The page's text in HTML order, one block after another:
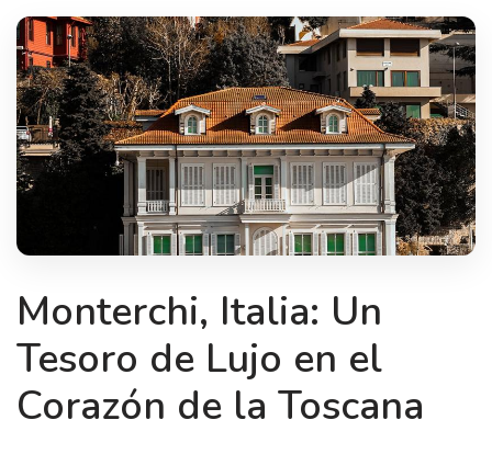
Monterchi, Italia: Un
Tesoro de Lujo en el
Corazón de la Toscana